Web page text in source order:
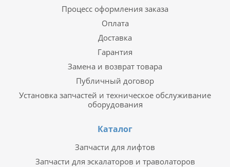
Процесс оформления заказа
Оплата
Доставка
Гарантия
Замена и возврат товара
Публичный договор
Установка запчастей и техническое обслуживание
оборудования
Каталог
Запчасти для лифтов
Запчасти для эскалаторов и траволаторов